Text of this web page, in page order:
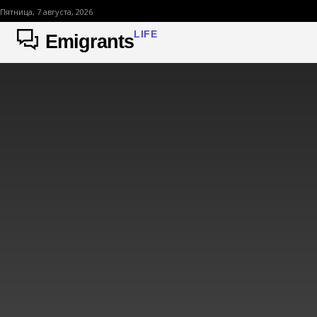
Пятница, 7 августа, 2026
EmigrantsLIFE